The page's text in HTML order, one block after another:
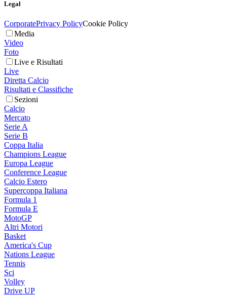
Legal
CorporatePrivacy PolicyCookie Policy
Media
Video
Foto
Live e Risultati
Live
Diretta Calcio
Risultati e Classifiche
Sezioni
Calcio
Mercato
Serie A
Serie B
Coppa Italia
Champions League
Europa League
Conference League
Calcio Estero
Supercoppa Italiana
Formula 1
Formula E
MotoGP
Altri Motori
Basket
America's Cup
Nations League
Tennis
Sci
Volley
Drive UP